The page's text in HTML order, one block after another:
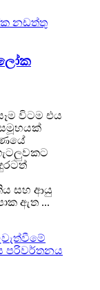
විටම එය
සහ ආයු
ඇත ...